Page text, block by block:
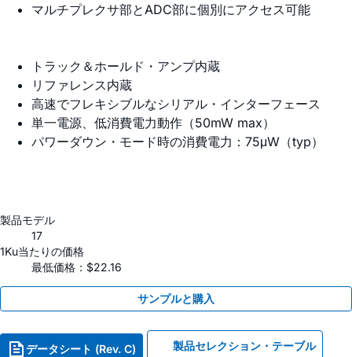
マルチプレクサ部とADC部に個別にアクセス可能
トラック＆ホールド・アンプ内蔵
リファレンス内蔵
高速でフレキシブルなシリアル・インターフェース
単一電源、低消費電力動作（50mW max）
パワーダウン・モード時の消費電力：75μW（typ）
製品モデル
17
1Ku当たりの価格
最低価格：$22.16
サンプルと購入
データシート (Rev. C) 製品セレクション・テーブル